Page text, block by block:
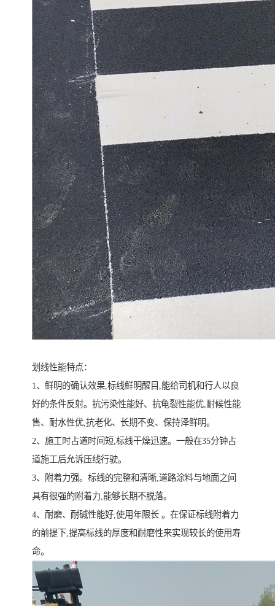
划线性能特点：
1、鲜明的确认效果,标线鲜明醒目,能给司机和行人以良
好的条件反射。抗污染性能好、抗龟裂性能优,耐候性能
售、耐水性优,抗老化、长期不变、保持泽鲜明。
2、施工时占道时间短,标线干燥迅速。一般在35分钟占
道施工后允诉压线行驶。
3、附着力强。标线的完整和清晰,道路涂料与地面之间
具有很强的附着力,能够长期不脱落。
4、耐磨、耐碱性能好,使用年限长 。在保证标线附着力
的前提下,提高标线的厚度和耐磨性来实现较长的使用寿
命。